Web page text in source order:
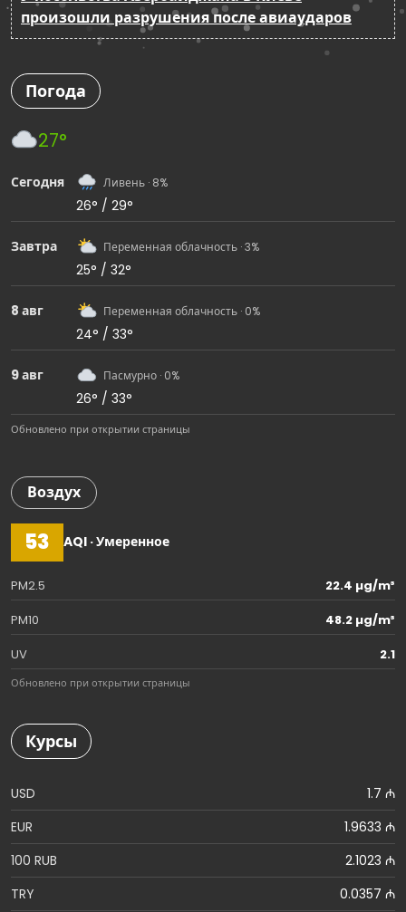
произошли разрушения после авиаударов
Погода
27°
Сегодня Ливень · 8%
26° / 29°
Завтра Переменная облачность · 3%
25° / 32°
8 авг Переменная облачность · 0%
24° / 33°
9 авг Пасмурно · 0%
26° / 33°
Обновлено при открытии страницы
Воздух
53 AQI · Умеренное
PM2.5
22.4 µg/m³
PM10
48.2 µg/m³
UV
2.1
Обновлено при открытии страницы
Курсы
USD
1.7 ₼
EUR
1.9633 ₼
100 RUB
2.1023 ₼
TRY
0.0357 ₼